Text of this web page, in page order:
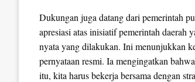
Dukungan juga datang dari pemerintah
apresiasi atas inisiatif pemerintah daerah
nyata yang dilakukan. Ini menunjukkan
pernyataan resmi. Ia mengingatkan
itu, kita harus bekerja bersama dengan